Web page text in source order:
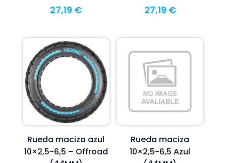
27,19 € 27,19 €
Rueda maciza azul
10×2,5-6,5 – Offroad
Rueda maciza
10×2,5-6,5 Azul